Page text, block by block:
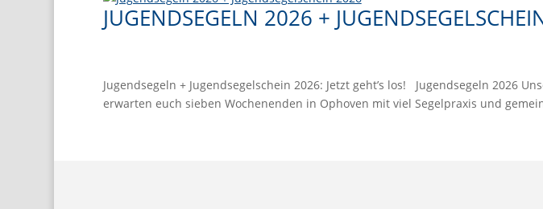
JUGENDSEGELN 2026 +
Jugendsegeln + Jugendsegelschein 2026: Jetzt geht’s los! Jugendsegeln 2026
erwarten euch sieben Wochenenden in Ophoven mit viel Segelpraxis und